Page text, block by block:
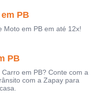
PB
Moto em PB em até 12x!
PB
em PB? Conte com a
com a Zapay para